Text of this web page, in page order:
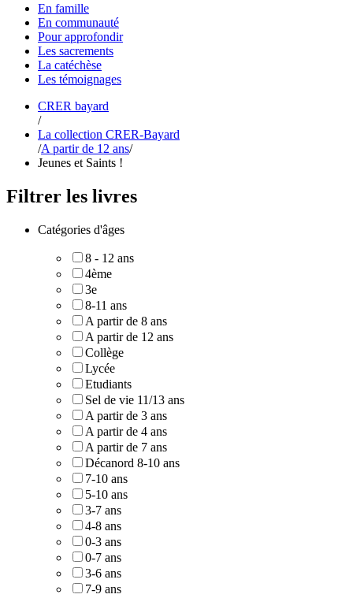
En famille
En communauté
Pourapprofondir
Les sacrements
La catéchèse
Les témoignages
CRER bayard
/
La collection CRER-Bayard
/A partir de 12 ans/
Jeunes et Saints !
Filtrer les livres
Catégories d'âges
8 - 12 ans
4ème
3e
8-11 ans
A partir de 8 ans
A partir de 12 ans
Collège
Lycée
Etudiants
Sel de vie 11/13 ans
A partir de 3 ans
A partir de 4 ans
A partir de 7 ans
Décanord 8-10 ans
7-10 ans
5-10 ans
3-7 ans
4-8 ans
0-3 ans
0-7 ans
3-6 ans
7-9 ans